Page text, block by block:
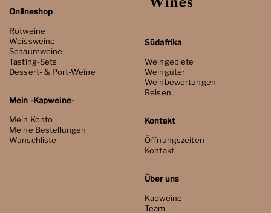
Onlineshop
Rotweine
Weissweine
Schaumweine
Tasting-Sets
Dessert- & Port-Weine
Mein -Kapweine-
Mein Konto
Meine Bestellungen
Wunschliste
Südafrika
Weingebiete
Weingüter
Weinbewertungen
Reisen
Kontakt
Öffnungszeiten
Kontakt
Über uns
Kapweine
Team